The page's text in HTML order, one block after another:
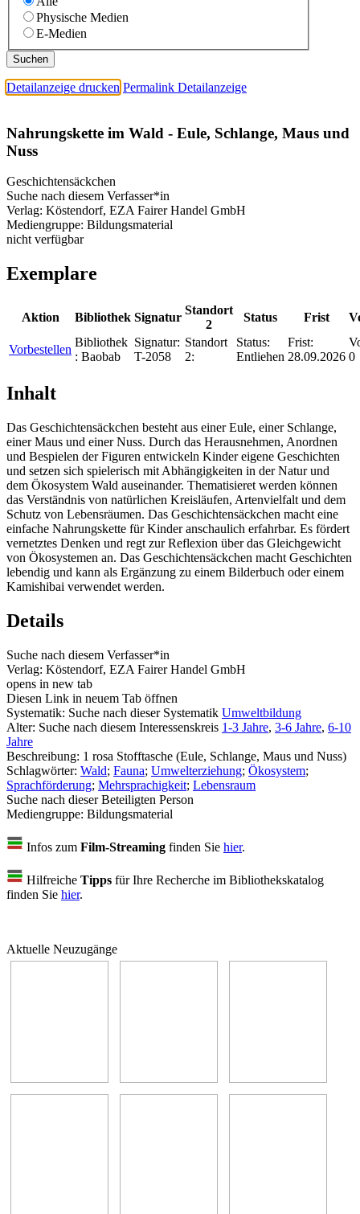
Physische Medien
E-Medien
Detailanzeige drucken Permalink Detailanzeige
Nahrungskette im Wald - Eule, Schlange, Maus und
Nuss
Geschichtensäckchen
Suche nach diesem Verfasser*in
Verlag: Köstendorf, EZA Fairer Handel GmbH
Mediengruppe: Bildungsmaterial
nicht verfügbar
Exemplare
Aktion Bibliothek Signatur
Standort
2
Status Frist
Vorbestellen
Bibliothek
: Baobab
Signatur:
T-2058
Standort
2:
Status:
Entliehen
Frist:
28.09.2026 0
Inhalt
Das Geschichtensäckchen besteht aus einer Eule, einer Schlange,
einer Maus und einer Nuss. Durch das Herausnehmen, Anordnen
und Bespielen der Figuren entwickeln Kinder eigene Geschichten
und setzen sich spielerisch mit Abhängigkeiten in der Natur und
dem Ökosystem Wald auseinander. Thematisieret werden können
das Verständnis von natürlichen Kreisläufen, Artenvielfalt und dem
Schutz von Lebensräumen. Das Geschichtensäckchen macht eine
einfache Nahrungskette für Kinder anschaulich erfahrbar. Es fördert
vernetztes Denken und regt zur Reflexion über das Gleichgewicht
von Ökosystemen an. Das Geschichtensäckchen macht Geschichten
lebendig und kann als Ergänzung zu einem Bilderbuch oder einem
Kamishibai verwendet werden.
Details
Suche nach diesem Verfasser*in
Verlag: Köstendorf, EZA Fairer Handel GmbH
opens in new tab
Diesen Link in neuem Tab öffnen
Systematik: Suche nach dieser Systematik Umweltbildung
Alter: Suche nach diesem Interessenskreis 1-3 Jahre, 3-6 Jahre, 6-10
Jahre
Beschreibung: 1 rosa Stofftasche (Eule, Schlange, Maus und Nuss)
Schlagwörter: Wald; Fauna; Umwelterziehung; Ökosystem;
Sprachförderung; Mehrsprachigkeit; Lebensraum
Suche nach dieser Beteiligten Person
Mediengruppe: Bildungsmaterial
Infos zum Film-Streaming finden Sie hier.
Hilfreiche Tipps für Ihre Recherche im Bibliothekskatalog
finden Sie hier.
Aktuelle Neuzugänge